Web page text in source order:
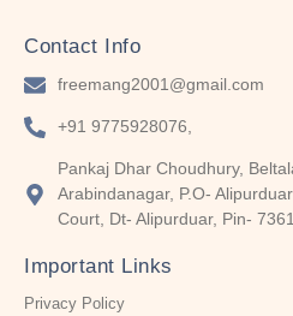
Contact Info
freemang2001@gmail.com
+91 9775928076,
Pankaj Dhar Choudhury,
Arabindanagar, P.O- Alipurduar
Court, Dt- Alipurduar, Pin-
Important Links
Privacy Policy